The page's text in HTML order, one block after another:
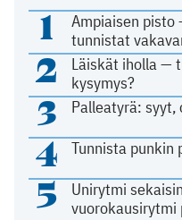
1
Ampiaisen pisto
tunnistat
2
Läiskät iholla —
kysymys?
3 Palleatyrä:
4 Tunnista punkin
5
Unirytmi
vuorokausirytmi